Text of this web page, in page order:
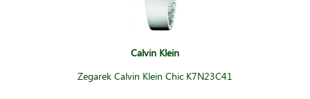
Calvin Klein
Zegarek Calvin Klein Chic K7N23C41